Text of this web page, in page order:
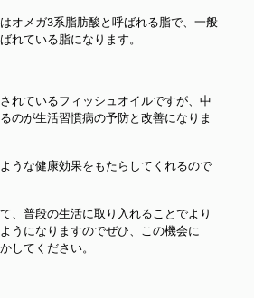
オメガ3系脂肪酸と呼ばれる脂で、一般
れている脂になります。
れているフィッシュオイルですが、中
のが生活習慣病の予防と改善になりま
うな健康効果をもたらしてくれるので
、普段の生活に取り入れることでより
うになりますのでぜひ、この機会に
してください。